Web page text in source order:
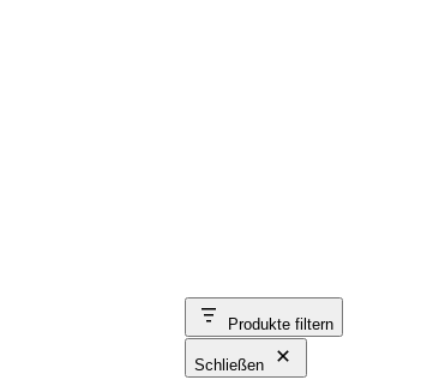
Produkte filtern
Schließen